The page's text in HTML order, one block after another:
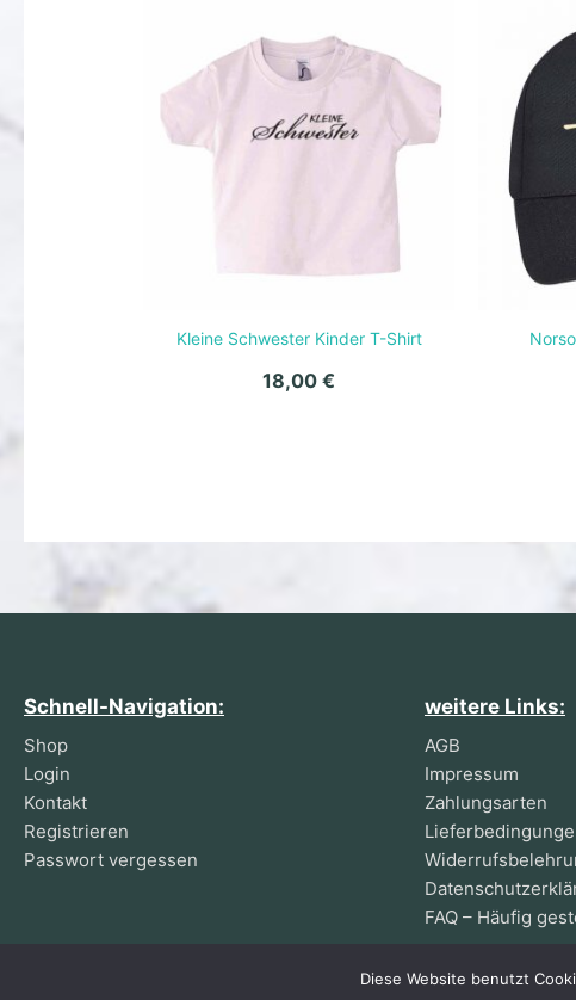
Kleine Schwester Kinder T-Shirt
18,00€
Schnell-Navigation:
Shop
Login
Kontakt
Registrieren
Passwort vergessen
weitere Links:
AGB
Impressum
Zahlungsarten
FAQ – Häufig
Diese Website benutzt